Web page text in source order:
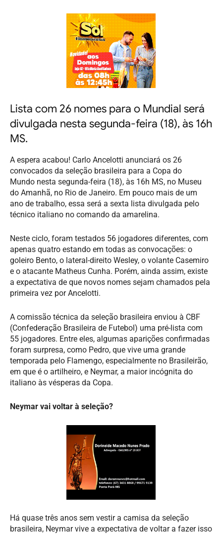
Lista com 26 nomes para o Mundial será
divulgada nesta segunda-feira (18), às 16h
MS.
A espera acabou! Carlo Ancelotti anunciará os 26
convocados da seleção brasileira para a Copa do
Mundo nesta segunda-feira (18), às 16h MS, no Museu
do Amanhã, no Rio de Janeiro. Em pouco mais de um
ano de trabalho, essa será a sexta lista divulgada pelo
técnico italiano no comando da amarelina.
Neste ciclo, foram testados 56 jogadores diferentes, com
apenas quatro estando em todas as convocações: o
goleiro Bento, o lateral-direito Wesley, o volante Casemiro
e o atacante Matheus Cunha. Porém, ainda assim, existe
a expectativa de que novos nomes sejam chamados pela
primeira vez por Ancelotti.
A comissão técnica da seleção brasileira enviou à CBF
(Confederação Brasileira de Futebol) uma pré-lista com
55 jogadores. Entre eles, algumas aparições confirmadas
foram surpresa, como Pedro, que vive uma grande
temporada pelo Flamengo, especialmente no Brasileirão,
em que é o artilheiro, e Neymar, a maior incógnita do
italiano às vésperas da Copa.
Neymar vai voltar à seleção?
Há quase três anos sem vestir a camisa da seleção
brasileira, Neymar vive a expectativa de voltar a fazer isso